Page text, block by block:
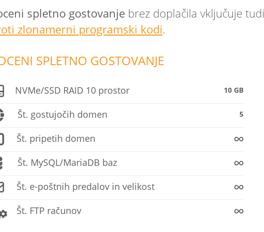
spletno gostovanje brez doplačila vključuje tudi
zlonamerni programski kodi.
SPLETNO GOSTOVANJE
NVMe/SSD RAID 10 prostor 10 GB
Št. gostujočih domen 5
Št. pripetih domen
Št. MySQL/MariaDB baz
Št. e-poštnih predalov in velikost
Št. FTP računov